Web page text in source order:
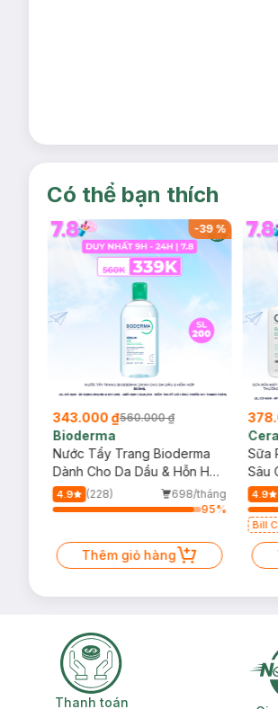
Có thể bạn thích
-39%
343.000 ₫560.000 ₫
Bioderma
Nước Tẩy Trang Bioderma
Dành Cho Da Dầu & Hỗn Hợp
500ml
4.9 (228)
698/tháng
95%
Thêm giỏ hàng
Sữa
Sâu
Dầu
4.9
Bill
Thanh toán khi nhận hàng
Thanh toán